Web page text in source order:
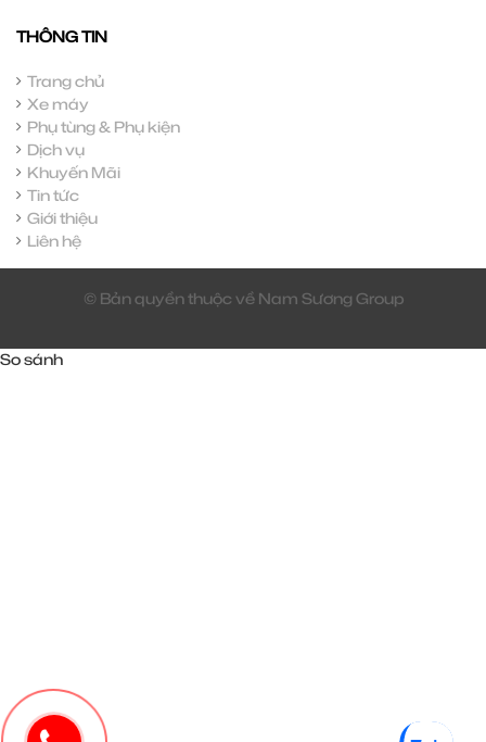
THÔNG TIN
Trang chủ
Xe máy
Phụ tùng & Phụ kiện
Dịch vụ
Khuyến Mãi
Tin tức
Giới thiệu
Liên hệ
© Bản quyền thuộc về Nam Sương Group
So sánh